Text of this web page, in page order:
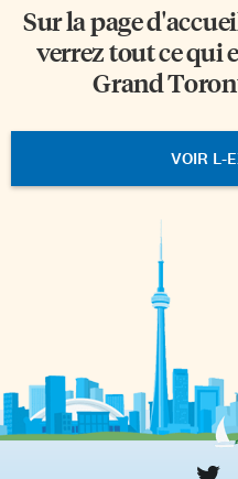
Sur la page
verrez tout ce qui
Grand
VOIR L-